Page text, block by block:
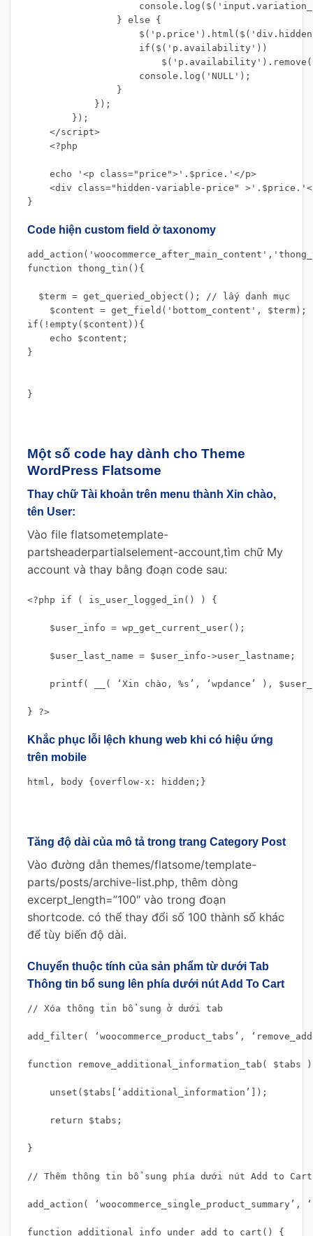
                } else {
                    if($('p.availability'))
                    console.log('NULL');
                }
            });
        });
    </script>
    <?php
    echo '<p class="price">'.$price.'</p>
<div class="hidden-variable-price"
}
Code hiện custom field ở taxonomy
function thong_tin(){
  $term = get_queried_object(); // lấy danh mục
    $content = get_field('bottom_content', $term);
if(!empty($content)){
    echo $content;
}
}
Một số code hay dành cho Theme
WordPress Flatsome
Thay chữ Tài khoản trên menu thành Xin chào,
tên User:
Vào file flatsometemplate-
partsheaderpartialselement-account,tìm chữ My
account và thay bằng đoạn code sau:
<?php if ( is_user_logged_in() ) {
    $user_info = wp_get_current_user();
    $user_last_name = $user_info->user_lastname;
printf( __( ‘Xin chào, %s’, ‘wpdance’ ),
} ?>
Khắc phục lỗi lệch khung web khi có hiệu ứng
trên mobile
html, body {overflow-x: hidden;}
Tăng độ dài của mô tả trong trang Category Post
Vào đường dẫn themes/flatsome/template-
parts/posts/archive-list.php, thêm dòng
excerpt_length=”100″ vào trong đoạn
shortcode. có thể thay đổi số 100 thành số khác
để tùy biến độ dài.
Chuyển thuộc tính của sản phẩm từ dưới Tab
Thông tin bổ sung lên phía dưới nút Add To Cart
// Xóa thông tin bổ sung ở dưới tab
add_filter( ‘woocommerce_product_tabs’,
function remove_additional_information_tab( $tabs
    unset($tabs[‘additional_information’]);
    return $tabs;
}
// Thêm thông tin bổ sung phía dưới nút Add to Cart
add_action(
function additional_info_under_add_to_cart() {